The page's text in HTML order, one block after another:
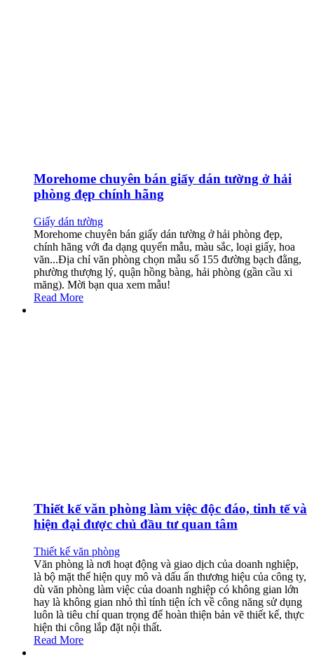
Morehome chuyên bán giấy dán tường ở hải
phòng đẹp chính hãng
Giấy dán tường
Morehome chuyên bán giấy dán tường ở hải phòng đẹp,
chính hãng với đa dạng quyển mẫu, màu sắc, loại giấy, hoa
văn...Địa chỉ văn phòng chọn mẫu số 155 đường bạch đằng,
phường thượng lý, quận hồng bàng, hải phòng (gần cầu xi
măng). Mời bạn qua xem mẫu!
Read More
Thiết kế văn phòng làm việc độc đáo, tinh tế và
hiện đại được chủ đầu tư quan tâm
Thiết kế văn phòng
Văn phòng là nơi hoạt động và giao dịch của doanh nghiệp,
là bộ mặt thể hiện quy mô và dấu ấn thương hiệu của công ty,
dù văn phòng làm việc của doanh nghiệp có không gian lớn
hay là không gian nhỏ thì tính tiện ích về công năng sử dụng
luôn là tiêu chí quan trọng để hoàn thiện bản vẽ thiết kế, thực
hiện thi công lắp đặt nội thất.
Read More